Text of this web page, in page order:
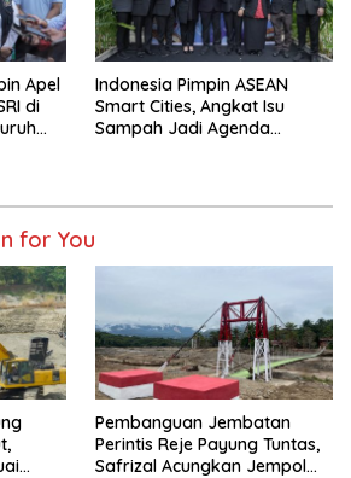
Apel
di
Indonesia Pimpin ASEAN
Smart Cities, Angkat Isu
Sampah Jadi Agenda
for You
Pembanguan Jembatan
Perintis Reje Payung Tuntas,
Safrizal Acungkan Jempol